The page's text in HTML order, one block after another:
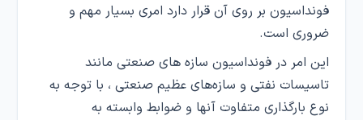
فونداسیون بر روی آن قرار دارد امری بسیار مهم و
ضروری است.
این امر در فونداسیون سازه های صنعتی مانند
تاسیسات نفتی و سازه‌های عظیم صنعتی ، با توجه به
نوع بارگذاری متفاوت آنها و ضوابط وابسته به